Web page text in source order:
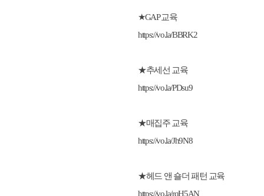
★GAP 교육
https://vo.la/BBRK2
★추세선 교육
https://vo.la/PDsu9
★매집주 교육
https://vo.la/Jh9N8
★헤드 앤 숄더 패턴 교육
https://vo.la/rqH5AN